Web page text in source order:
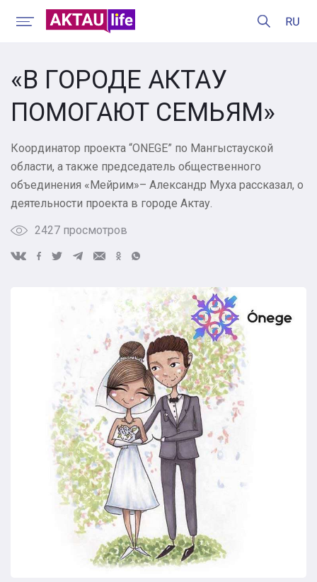
«В ГОРОДЕ АКТАУ
ПОМОГАЮТ СЕМЬЯМ»
Координатор проекта “ONEGE” по Мангыстауской
области, а также председатель общественного
объединения «Мейрим»– Александр Муха рассказал, о
деятельности проекта в городе Актау.
2427 просмотров